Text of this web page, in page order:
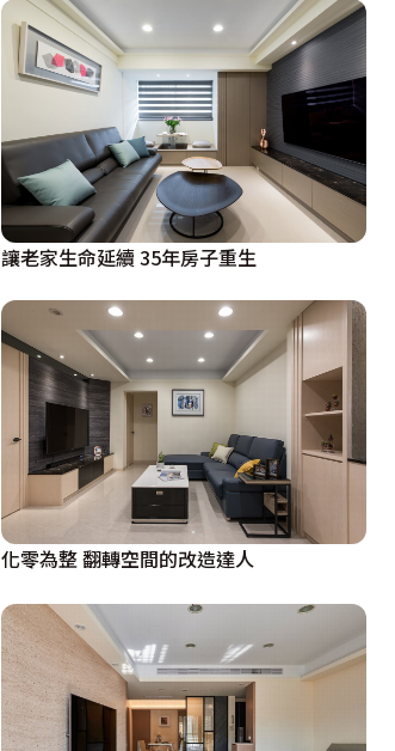
讓老家生命延續 35年房子重生
化零為整 翻轉空間的改造達人